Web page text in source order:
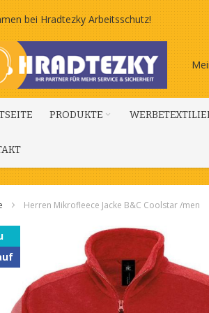
bei Hradtezky Arbeitsschutz!
PRODUKTE
Herren Mikrofleece Jacke B&C Coolstar /men